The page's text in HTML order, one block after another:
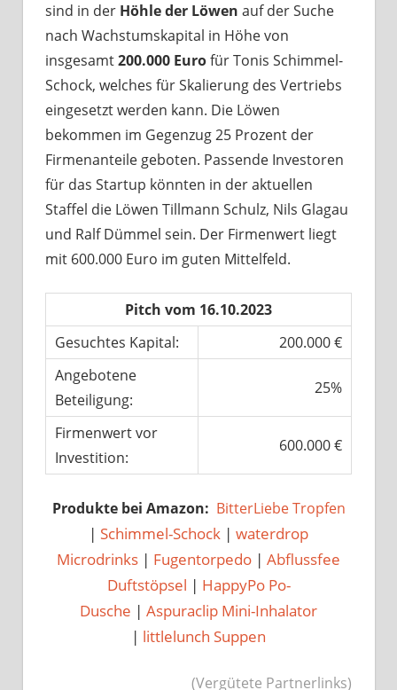
sind in der Höhle der Löwen auf der Suche
nach Wachstumskapital in Höhe von
insgesamt200.000 Eurofür Tonis Schimmel-
Schock, welches für Skalierung des Vertriebs
eingesetzt werden kann. Die Löwen
bekommen im Gegenzug 25 Prozent der
Firmenanteile geboten. Passende Investoren
für das Startup könnten in der aktuellen
Staffel die Löwen Tillmann Schulz, Nils Glagau
und Ralf Dümmel sein. Der Firmenwert liegt
mit 600.000 Euro im guten Mittelfeld.
Pitch vom 16.10.2023
Gesuchtes Kapital:
200.000 €
Angebotene
Beteiligung:
25%
Firmenwert vor
Investition:
600.000 €
Produkte bei Amazon: BitterLiebe Tropfen
| Schimmel-Schock | waterdrop
Microdrinks | Fugentorpedo | Abflussfee
Duftstöpsel | HappyPo Po-
Dusche | Aspuraclip Mini-Inhalator
| littlelunch Suppen
(Vergütete Partnerlinks)